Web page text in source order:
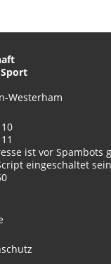
Westerham
ist vor Spambots
eingeschaltet